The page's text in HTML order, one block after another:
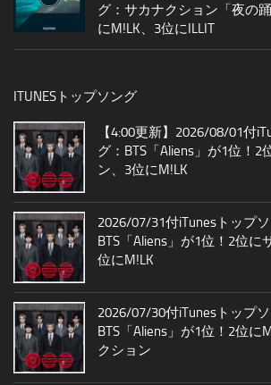
グ：サカナクション「夜の
にM!LK、3位にILLIT
ITUNESトップソング
【4:00更新】2026/08/01付
グ：BTS「Aliens」が1位！2
ン、3位にM!LK
2026/07/31付iTunesトップソ
BTS「Aliens」が1位！2位に
位にM!LK
2026/07/30付iTunesトップソ
BTS「Aliens」が1位！2位に
クション